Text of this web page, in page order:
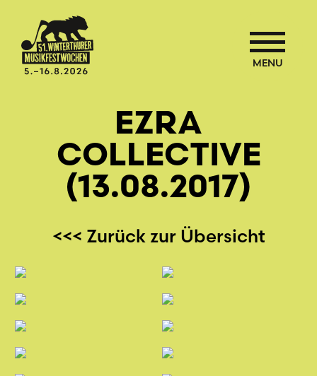
MENU
EZRA
COLLECTIVE
(13.08.2017)
<<< Zurück zur Übersicht